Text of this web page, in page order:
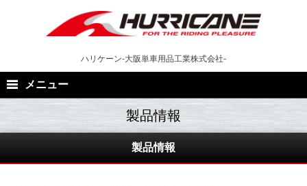
ハリケーン-大阪単車用品工業株式会社-
メニュー
製品情報